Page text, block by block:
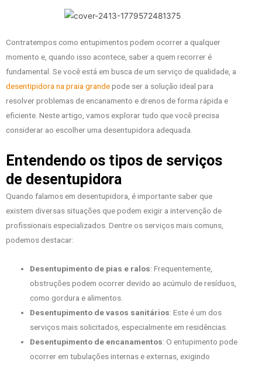
Contratempos como entupimentos podem ocorrer a qualquer
momento e, quando isso acontece, saber a quem recorrer é
fundamental. Se você está em busca de um serviço de qualidade, a
desentipidora na praia grandepode ser a solução ideal para
resolver problemas de encanamento e drenos de forma rápida e
eficiente. Neste artigo, vamos explorar tudo que você precisa
considerar ao escolher uma desentupidora adequada.
Entendendo os tipos de serviços
de desentupidora
Quando falamos em desentupidora, é importante saber que
existem diversas situações que podem exigir a intervenção de
profissionais especializados. Dentre os serviços mais comuns,
podemos destacar:
Desentupimento de pias e ralos: Frequentemente,
obstruções podem ocorrer devido ao acúmulo de resíduos,
como gordura e alimentos.
Desentupimento de vasos sanitários: Este é um dos
serviços mais solicitados, especialmente em residências.
Desentupimento de encanamentos: O entupimento pode
ocorrer em tubulações internas e externas, exigindo